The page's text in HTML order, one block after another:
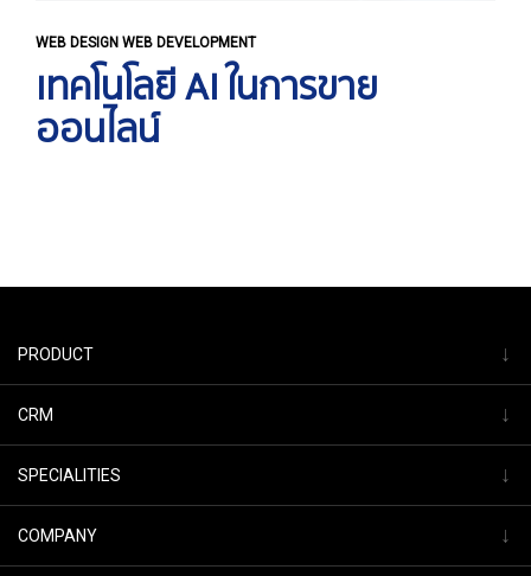
WEB DESIGN WEB DEVELOPMENT
เทคโนโลยี AI ในการขาย
ออนไลน์
PRODUCT ↓
CRM ↓
SPECIALITIES ↓
COMPANY ↓